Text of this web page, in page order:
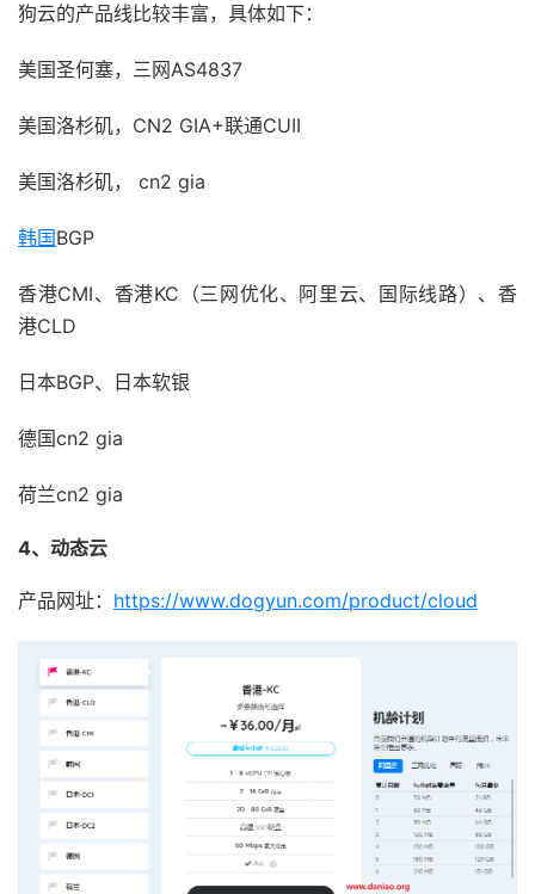
狗云的产品线比较丰富，具体如下：
美国圣何塞，三网AS4837
美国洛杉矶，CN2 GIA+联通CUII
美国洛杉矶， cn2 gia
韩国BGP
香港CMI、香港KC（三网优化、阿里云、国际线路）、香
港CLD
日本BGP、日本软银
德国cn2 gia
荷兰cn2 gia
4、动态云
产品网址： https://www.dogyun.com/product/cloud